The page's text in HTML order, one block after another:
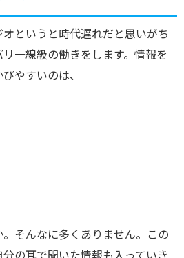
というと時代遅れだと思いがち
一線級の働きをします。情報を
やすいのは、
そんなに多くありません。この